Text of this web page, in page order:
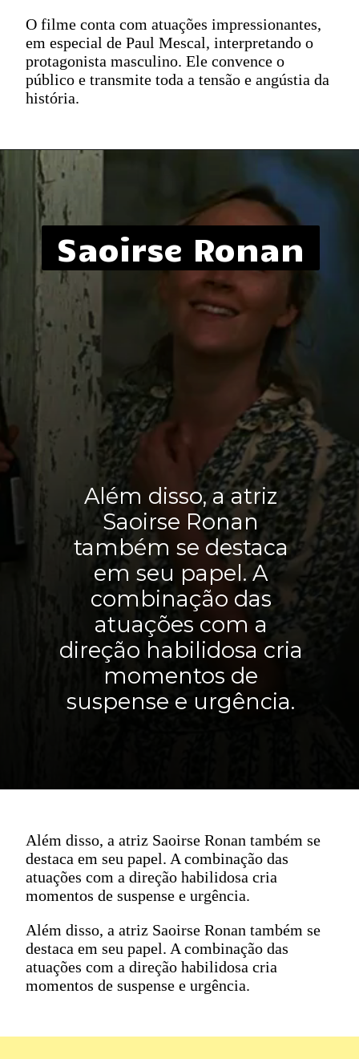
O filme conta com atuações impressionantes,
em especial de Paul Mescal, interpretando o
protagonista masculino. Ele convence o
público e transmite toda a tensão e angústia da
história.
Além disso, a atriz
Saoirse Ronan
também se destaca
em seu papel. A
combinação das
atuações com a
direção habilidosa cria
momentos de
suspense e urgência.
Saoirse Ronan
Além disso, a atriz Saoirse Ronan também se
destaca em seu papel. A combinação das
atuações com a direção habilidosa cria
momentos de suspense e urgência.
Além disso, a atriz Saoirse Ronan também se
destaca em seu papel. A combinação das
atuações com a direção habilidosa cria
momentos de suspense e urgência.